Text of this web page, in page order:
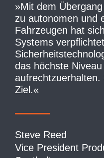
»Mit dem
zu autonomen und
Fahrzeugen hat
Systems
das höchste
Ziel.«
Steve Reed
Vice President